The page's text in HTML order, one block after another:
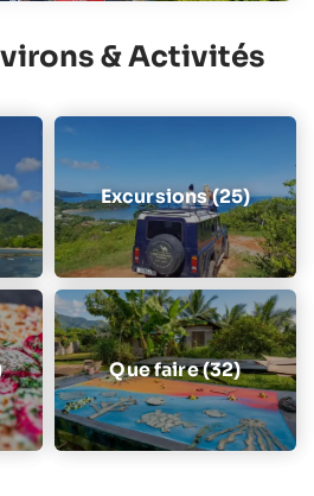
& Activités
Excursions (25)
Que faire (32)